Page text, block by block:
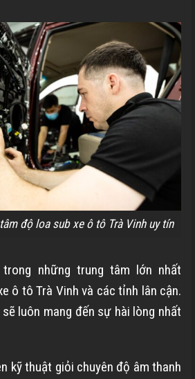
độ loa sub xe ô tô Trà Vinh uy tín
những trung tâm lớn nhất
ô tô Trà Vinh và các tỉnh lân cận.
luôn mang đến sự hài lòng nhất
kỹ thuật giỏi chuyên độ âm thanh